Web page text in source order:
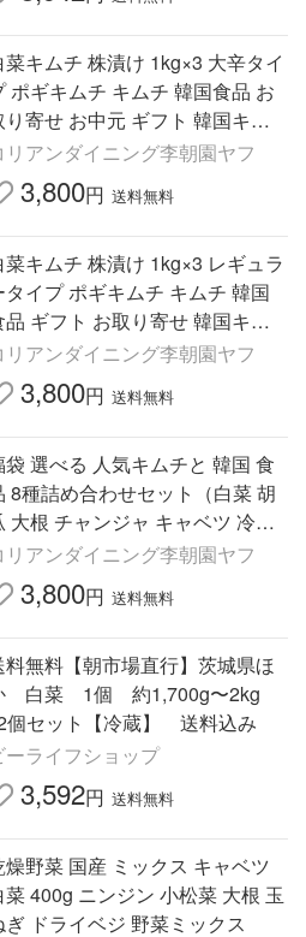
菜キムチ 株漬け 1kg×3 大辛タイ
ポギキムチ キムチ 韓国食品 お
り寄せ お中元 ギフト 韓国キム
韓国 業務用 李朝園キムチ 李朝
ご飯のお供 おつまみ
リアンダイニング李朝園ヤフ
3,800円 送料無料
菜キムチ 株漬け 1kg×3 レギュラ
タイプ ポギキムチ キムチ 韓国
品 ギフト お取り寄せ 韓国キム
韓国 李朝園キムチ 業務用 李朝
ご飯のお供 おつまみ
リアンダイニング李朝園ヤフ
3,800円 送料無料
袋 選べる 人気キムチと 韓国 食
8種詰め合わせセット（白菜 胡
大根 チャンジャ キャベツ 冷麺
ョジャン） お取り寄せ 韓国料理
中元 ギフト
リアンダイニング李朝園ヤフ
3,800円 送料無料
料無料【朝市場直行】茨城県ほ
白菜 1個 約1,700g〜2kg
個セット【冷蔵】 送料込み
ーライフショップ
3,592円 送料無料
野菜 国産 ミックス キャベツ
菜 400g ニンジン 小松菜 大根 玉
ぎ ドライベジ 野菜ミックス